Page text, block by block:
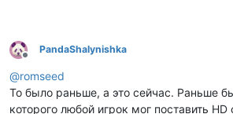
Не в сети
PandaShalynishka
@romseed
То было раньше, а это сейчас. Раньше
которого любой игрок мог поставить HD